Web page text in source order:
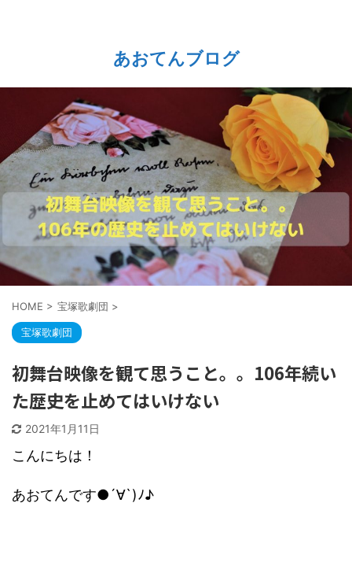
あおてんブログ
HOME > 宝塚歌劇団 >
宝塚歌劇団
初舞台映像を観て思うこと。。106年続い
た歴史を止めてはいけない
2021年1月11日
こんにちは！
あおてんです●´∀`)ﾉ♪